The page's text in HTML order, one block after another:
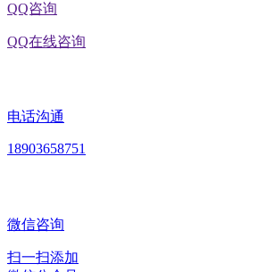
QQ咨询
QQ在线咨询
电话沟通
18903658751
微信咨询
扫一扫添加